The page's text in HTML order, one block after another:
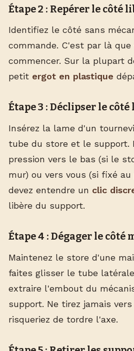
Étape 2 : Repérer le côté
Identifiez le côté sans
commande. C'est par là que
commencer. Sur la plupart
petit ergot en plastique
Étape 3 : Déclipser le
Insérez la lame d'un
tube du store et le support.
pression vers le bas (si le
mur) ou vers vous (si fixé au
devez entendre un clic
libère du support.
Étape 4 : Dégager le côté
Maintenez le store d'une
faites glisser le tube
extraire l'embout du
support. Ne tirez jamais
risqueriez de tordre l'axe.